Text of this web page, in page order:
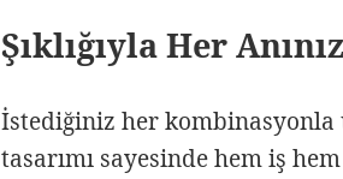
Şıklığıyla Her
İstediğiniz her
tasarımı sayesinde hem iş